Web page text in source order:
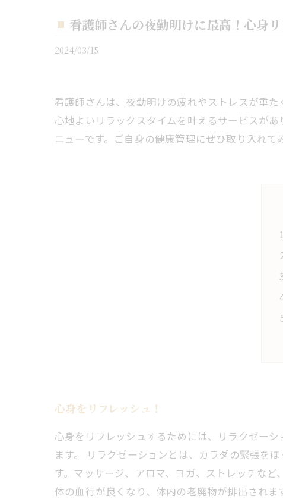
看護師さんの夜勤明けに最高！心身
2024/03/15
看護師さんは、夜勤明けの疲れやストレスが重
心地よいリラックスタイムを叶えるサービスが
ニューです。ご自身の健康管理にぜひ取り入れて
心身をリフレッシュ！
心身をリフレッシュするためには、リラクゼー
ます。 リラクゼーションとは、カラダの緊張を
す。マッサージ、アロマ、ヨガ、ストレッチな
体の血行が良くなり、体内の老廃物が排出され